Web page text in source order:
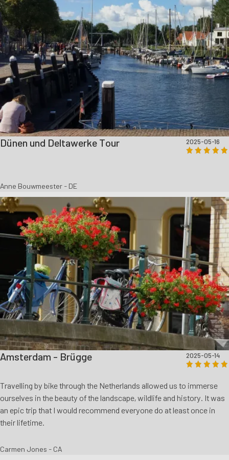
Dünen und Deltawerke Tour 2025-05-16
Anne Bouwmeester - DE
Amsterdam - Brügge 2025-05-14
Travelling by bike through the Netherlands allowed us to immerse
ourselves in the beauty of the landscape, wildlife and history. It was
an epic trip that I would recommend everyone do at least once in
their lifetime.
Carmen Jones - CA